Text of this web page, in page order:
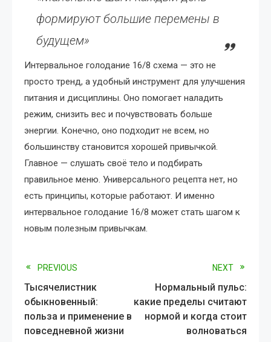
формируют большие перемены в
будущем»
Интервальное голодание 16/8 схема — это не
просто тренд, а удобный инструмент для улучшения
питания и дисциплины. Оно помогает наладить
режим, снизить вес и почувствовать больше
энергии. Конечно, оно подходит не всем, но
большинству становится хорошей привычкой.
Главное — слушать своё тело и подбирать
правильное меню. Универсального рецепта нет, но
есть принципы, которые работают. И именно
интервальное голодание 16/8 может стать шагом к
новым полезным привычкам.
Read
more
articles
PREVIOUS
Тысячелистник
обыкновенный:
польза и применение в
повседневной жизни
NEXT
Нормальный пульс:
какие пределы считают
нормой и когда стоит
волноваться